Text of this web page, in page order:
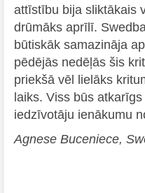
attīstību bija sliktākais
drūmāks aprīlī.
būtiskāk samazināja
pēdējās nedēļās šis
priekšā vēl lielāks
laiks. Viss būs
iedzīvotāju ienākumu
Agnese Buceniece,